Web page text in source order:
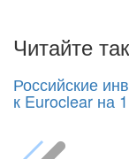
Читайте
Российские
к Euroclear на